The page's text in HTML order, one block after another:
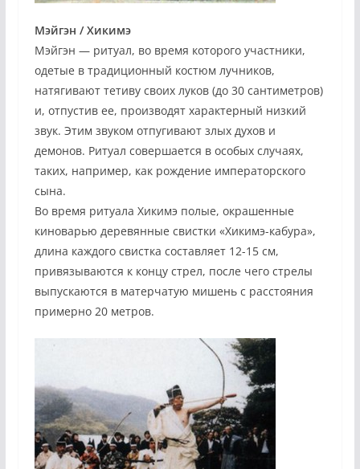
Мэйгэн / Хикимэ
Мэйгэн — ритуал, во время которого участники,
одетые в традиционный костюм лучников,
натягивают тетиву своих луков (до 30 сантиметров)
и, отпустив ее, производят характерный низкий
звук. Этим звуком отпугивают злых духов и
демонов. Ритуал совершается в особых случаях,
таких, например, как рождение императорского
сына.
Во время ритуала Хикимэ полые, окрашенные
киноварью деревянные свистки «Хикимэ-кабура»,
длина каждого свистка составляет 12-15 см,
привязываются к концу стрел, после чего стрелы
выпускаются в матерчатую мишень с расстояния
примерно 20 метров.